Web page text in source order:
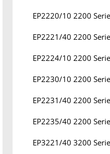
EP2220/10 2200
EP2221/40 2200
EP2224/10 2200
EP2230/10 2200
EP2231/40 2200
EP2235/40 2200
EP3221/40 3200